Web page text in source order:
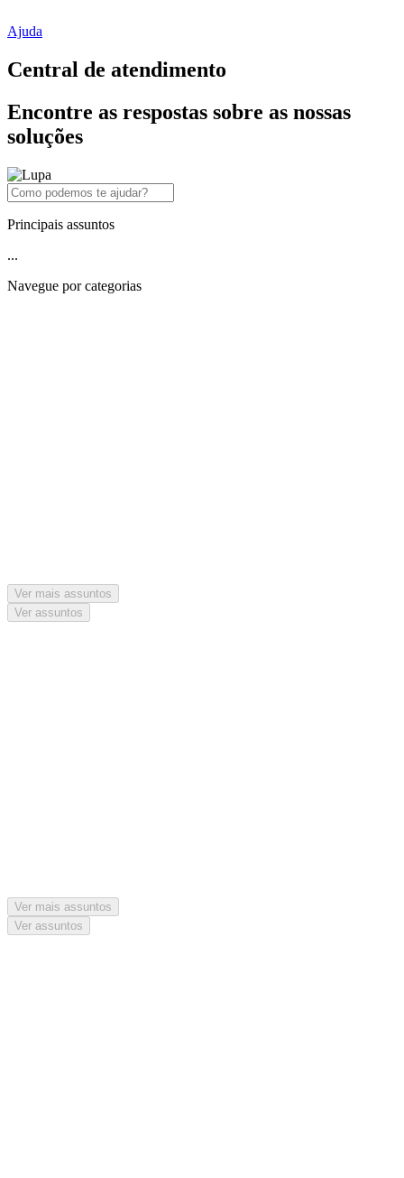
Ajuda
Central de atendimento
Encontre as respostas sobre as nossas
soluções
Principais assuntos
...
Navegue por categorias
Ver mais assuntos
Ver assuntos
Ver mais assuntos
Ver assuntos